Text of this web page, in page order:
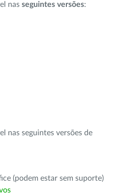
nas seguintes versões:
nas seguintes versões de
(podem estar sem suporte)